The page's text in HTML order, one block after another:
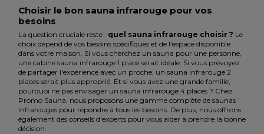
Choisir le bon sauna infrarouge pour vos
besoins
La question cruciale reste : quel sauna infrarouge choisir ? Le
choix dépend de vos besoins spécifiques et de l'espace disponible
dans votre maison. Si vous cherchez un sauna pour une personne,
une cabine sauna infrarouge 1 place serait idéale. Si vous prévoyez
de partager l'expérience avec un proche, un sauna infrarouge 2
places serait plus approprié. Et si vous avez une grande famille,
pourquoi ne pas envisager un sauna infrarouge 4 places ? Chez
Promo Sauna, nous proposons une gamme complète de saunas
infrarouges pour répondre à tous les besoins. De plus, nous offrons
également des conseils d'experts pour vous aider à prendre la bonne
décision.